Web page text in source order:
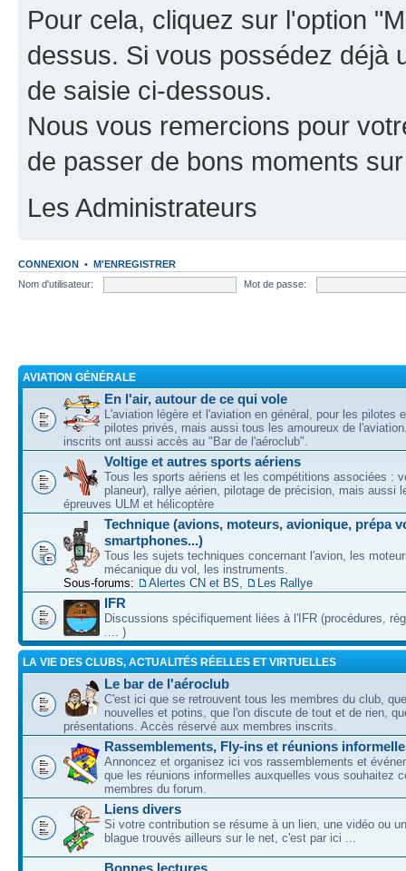
Pour cela, cliquez sur l'option
dessus. Si vous possédez déjà
de saisie ci-dessous.
Nous vous remercions pour
de passer de bons moments
Les Administrateurs
CONNEXION • M'ENREGISTRER
Nom d'utilisateur:
Mot de passe:
AVIATION GÉNÉRALE
En l'air, autour de ce qui vole
L'aviation légère et l'aviation en général, pour les pilotes
pilotes privés, mais aussi tous les amoureux de
inscrits ont aussi accès au "Bar de l'aéroclub".
Voltige et autres sports aériens
Tous les sports aériens et les compétitions associées :
planeur), rallye aérien, pilotage de précision, mais aussi
épreuves ULM et hélicoptère
Technique (avions, moteurs, avionique, prépa
smartphones...)
Tous les sujets techniques concernant l'avion, les
mécanique du vol, les instruments.
Sous-forums:
Alertes CN et BS Les Rallye
IFR
Discussions spécifiquement liées à l'IFR (procédures,
.... )
LA VIE DES CLUBS, ACTUALITÉS RÉELLES ET VIRTUELLES
Le bar de l'aéroclub
C'est ici que se retrouvent tous les membres du club,
nouvelles et potins, que l'on discute de tout et de rien,
présentations. Accès réservé aux membres inscrits.
Rassemblements, Fly-ins et réunions
Annoncez et organisez ici vos rassemblements et
que les réunions informelles auxquelles vous souhaitez
membres du forum.
Liens divers
Si votre contribution se résume à un lien, une vidéo ou
blague trouvés ailleurs sur le net, c'est par ici ...
Bonnes lectures